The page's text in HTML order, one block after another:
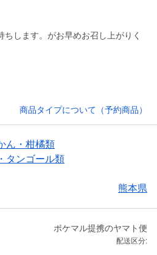
します。がお早めお召し上がりく
商品タイプについて（予約商品）
ん・柑橘類
タンゴール類
熊本県
ポケマル提携のヤマト便
配送区分: